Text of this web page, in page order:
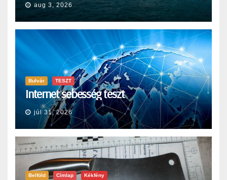
aug 3, 2026
Bulvár TESZT
Internet sebesség teszt
júl 31, 2026
Belföld Címlap Kékfény